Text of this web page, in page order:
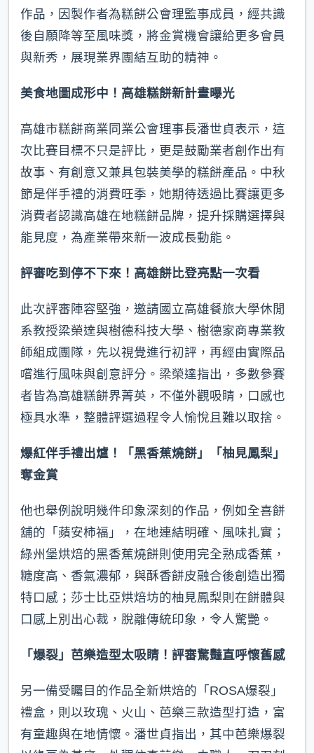
作品，因製作者為糕餅公會理監事成員，經共識
後自願降等至風味獎，將金賞機會讓給更多會員
與新秀，展現業界團結互助的精神。
美食地圖成形中！高雄糕餅新計畫曝光
高雄市糕餅商業同業公會理事長潘世貞表示，這
次比賽目標不只是評比，更是鼓勵業者創作出有
故事、有創意又兼具包裝美學的糕餅產品。中秋
節是伴手禮的消費旺季，她期待透過比賽讓更多
消費者認識高雄在地糕餅品牌，提升採購選擇與
能見度，為產業帶來新一波成長動能。
評審吃到停不下來！高雄餅比登亮點一次看
此次評審陣容堅強，邀請國立高雄餐旅大學休閒
系教授梁榮達與樹德科技大學、樹德家商專業教
師組成團隊，先以視覺進行初評，再經由實際品
嚐進行風味與創意評分。梁榮達指出，多數參賽
者皆為高雄糕餅界菁英，不僅外觀吸睛，口感也
極具水準，整體評選過程令人愉悅且難以取捨。
爆紅伴手禮出爐！「黑香蕉燒餅」「柚見鳳梨」
奪金賞
他也舉例說明幾件印象深刻的作品，例如全喜餅
舖的「蘋安柿福」，在地連結明確、風味扎實；
綠州堡烘焙的黑香蕉燒餅則使用完全熟成香蕉，
糖度高、香氣濃郁，與酥香餅皮融合後創造出獨
特口感；莎士比亞烘焙坊的柚見鳳梨則在餅體與
口感上別出心裁，脫離傳統印象，令人驚艷。
「爆裂」芭樂造型太吸睛！評審驚豔直呼懷舊感
另一備受矚目的作品全新烘焙的「ROSA爆裂」
禮盒，則以玫瑰、火山、芭樂三款造型打造，富
有童趣與在地情懷。潘世貞指出，其中芭樂爆裂